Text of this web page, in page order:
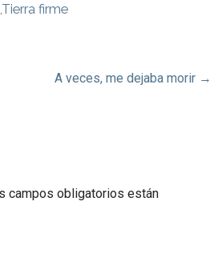
,Tierra firme
A veces, me dejaba morir →
campos obligatorios están